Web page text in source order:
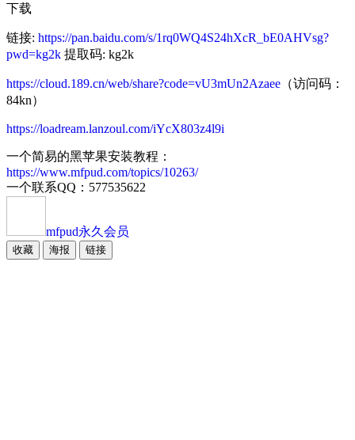
下载
链接: https://pan.baidu.com/s/1rq0WQ4S24hXcR_bE0AHVsg?
pwd=kg2k 提取码: kg2k
https://cloud.189.cn/web/share?code=vU3mUn2Azaee （访问码：
84kn）
https://loadream.lanzoul.com/iYcX803z4l9i
一个简易的黑苹果安装教程：
https://www.mfpud.com/topics/10263/
一个联系QQ：577535622
mfpud永久会员
收藏 海报 链接